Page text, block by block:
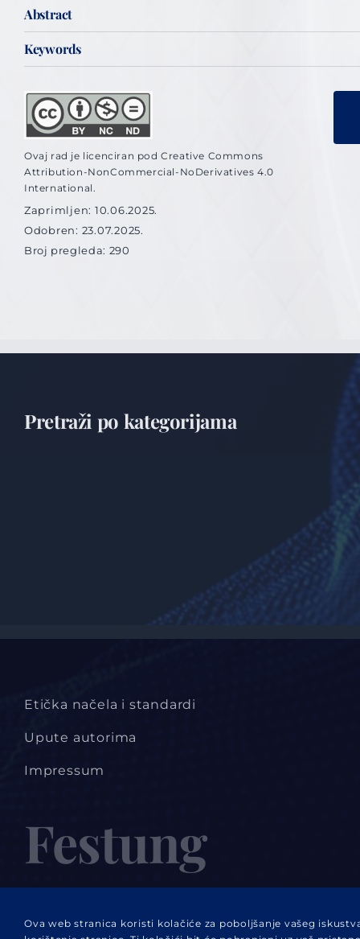
Abstract
Keywords
Ovaj rad je licenciran pod Creative Commons
Attribution-NonCommercial-NoDerivatives 4.0
International.
Zaprimljen: 10.06.2025.
Odobren: 23.07.2025.
Broj pregleda: 290
Pretraži po kategorijama
Etička načela i standardi
Upute autorima
Impressum
Festung
Ova web stranica koristi kolačiće za poboljšanje vašeg